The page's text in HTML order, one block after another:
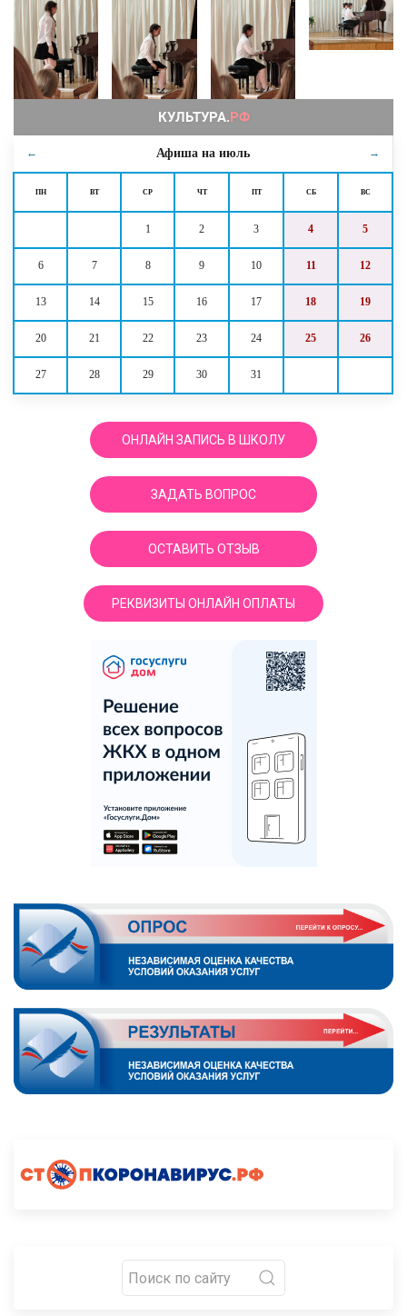
← Афиша на июль →
ПН ВТ СР ЧТ ПТ СБ ВС
1 2 3 4 5
6 7 8 9 10 11 12
13 14 15 16 17 18 19
20 21 22 23 24 25 26
27 28 29 30 31
ОНЛАЙН ЗАПИСЬ В ШКОЛУ
ЗАДАТЬ ВОПРОС
ОСТАВИТЬ ОТЗЫВ
РЕКВИЗИТЫ ОНЛАЙН ОПЛАТЫ